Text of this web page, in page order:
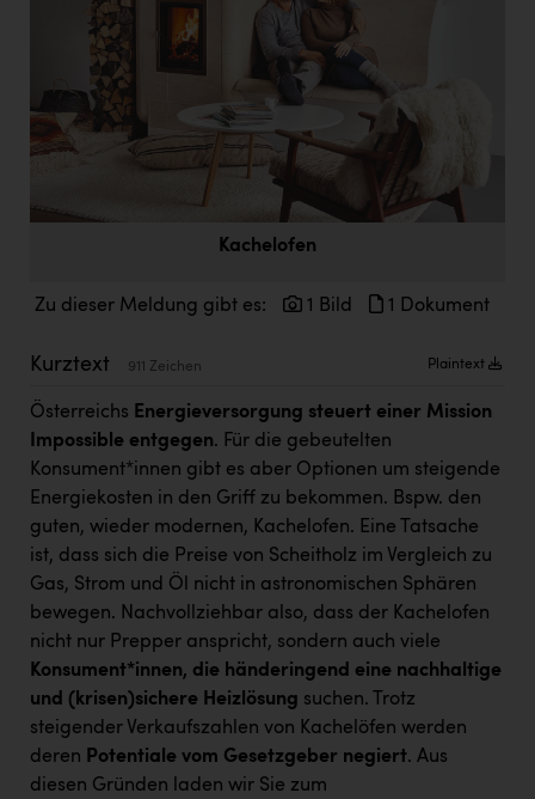
Doppler Gruppe
ERLUS AG
everfield
Firmenradl
INTERSPAR
INTERSPORT Austria
Jesolo
Jane Goodall Institute Austria
Kärcher
Karin Liedl
KEBA
KIWI Kinderwunsch Institut Dr. Loimer
KLIPP Frisör
Kleider Bauer
Kachelofen
Zu dieser Meldung gibt es: 1 Bild 1 Dokument
Kurztext 911 Zeichen Plaintext
Österreichs Energieversorgung steuert einer Mission
Impossible entgegen. Für die gebeutelten
Konsument*innen gibt es aber Optionen um steigende
Energiekosten in den Griff zu bekommen. Bspw. den
guten, wieder modernen, Kachelofen. Eine Tatsache
ist, dass sich die Preise von Scheitholz im Vergleich zu
Gas, Strom und Öl nicht in astronomischen Sphären
bewegen. Nachvollziehbar also, dass der Kachelofen
nicht nur Prepper anspricht, sondern auch viele
Konsument*innen, die händeringend eine nachhaltige
und (krisen)sichere Heizlösung suchen. Trotz
steigender Verkaufszahlen von Kachelöfen werden
deren Potentiale vom Gesetzgeber negiert. Aus
diesen Gründen laden wir Sie zum